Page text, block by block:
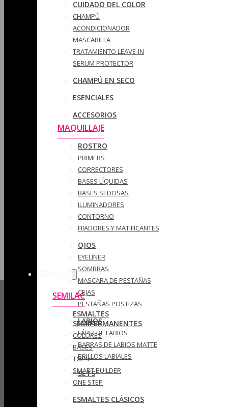
CUIDADO DEL COLOR
CHAMPÚ
ACONDICIONADOR
MASCARILLA
TRATAMIENTO LEAVE-IN
SERUM PROTECTOR
CHAMPÚ EN SECO
ESENCIALES
ACCESORIOS
MAQUILLAJE
ROSTRO
PRIMERS
CORRECTORES
BASES LÍQUIDAS
BASES SEDOSAS
ILUMINADORES
CONTORNO
FIJADORES Y MATIFICANTES
OJOS
EYELINER
SOMBRAS
MASCARA DE PESTAÑAS
CEJAS
PESTAÑAS POSTIZAS
LABIOS
LÁPIZ DE LABIOS
BARRAS DE LABIOS MATTE
BRILLOS LABIALES
SETS
SEMILAC
ESMALTES
SEMIPERMANENTES
COLORES
BASES
TOPS
SMART BUILDER
ONE STEP
ESMALTES CLÁSICOS